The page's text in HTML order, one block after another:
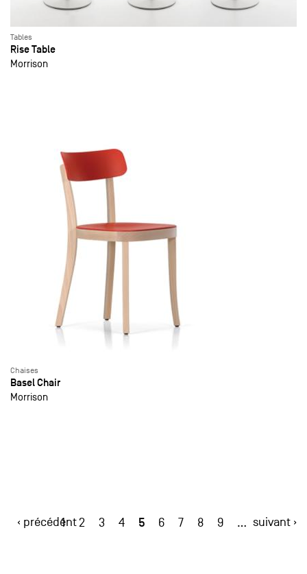
Tables
Rise Table
Morrison
Chaises
Basel Chair
Morrison
‹ précédent
1 2 3 4 5 6 7 8 9 … suivant ›